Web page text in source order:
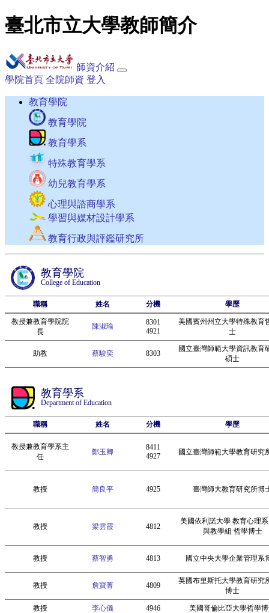
臺北市立大學教師簡介
師資介紹
學院首頁 全院師資 登入
教育學院
教育學院
教育學系
特殊教育學系
幼兒教育學系
心理與諮商學系
學習與媒材設計學系
教育行政與評鑑研究所
教育學院
College of Education
職稱 姓名 分機 學歷
教授兼教育學院院
長
陳淑瑜
8301
4921
美國賓州州立大學特殊教育
士
助教 蔡駿奕 8303
國立臺灣師範大學資訊教育
碩士
教育學系
Department of Education
職稱 姓名 分機 學歷
教授兼教育學系主
任
鄭玉卿
8411
4927
國立臺灣師範大學教育研究
教授 簡良平 4925 臺灣師大教育研究所博
教授 梁雲霞 4812
美國依利諾大學 教育心理
與教學組 哲學博士
教授 蔡智勇 4813 國立中央大學企業管理系
教授 詹寶菁 4809
英國布里斯托大學教育研究
博士
教授 李心儀 4946 美國哥倫比亞大學哲學